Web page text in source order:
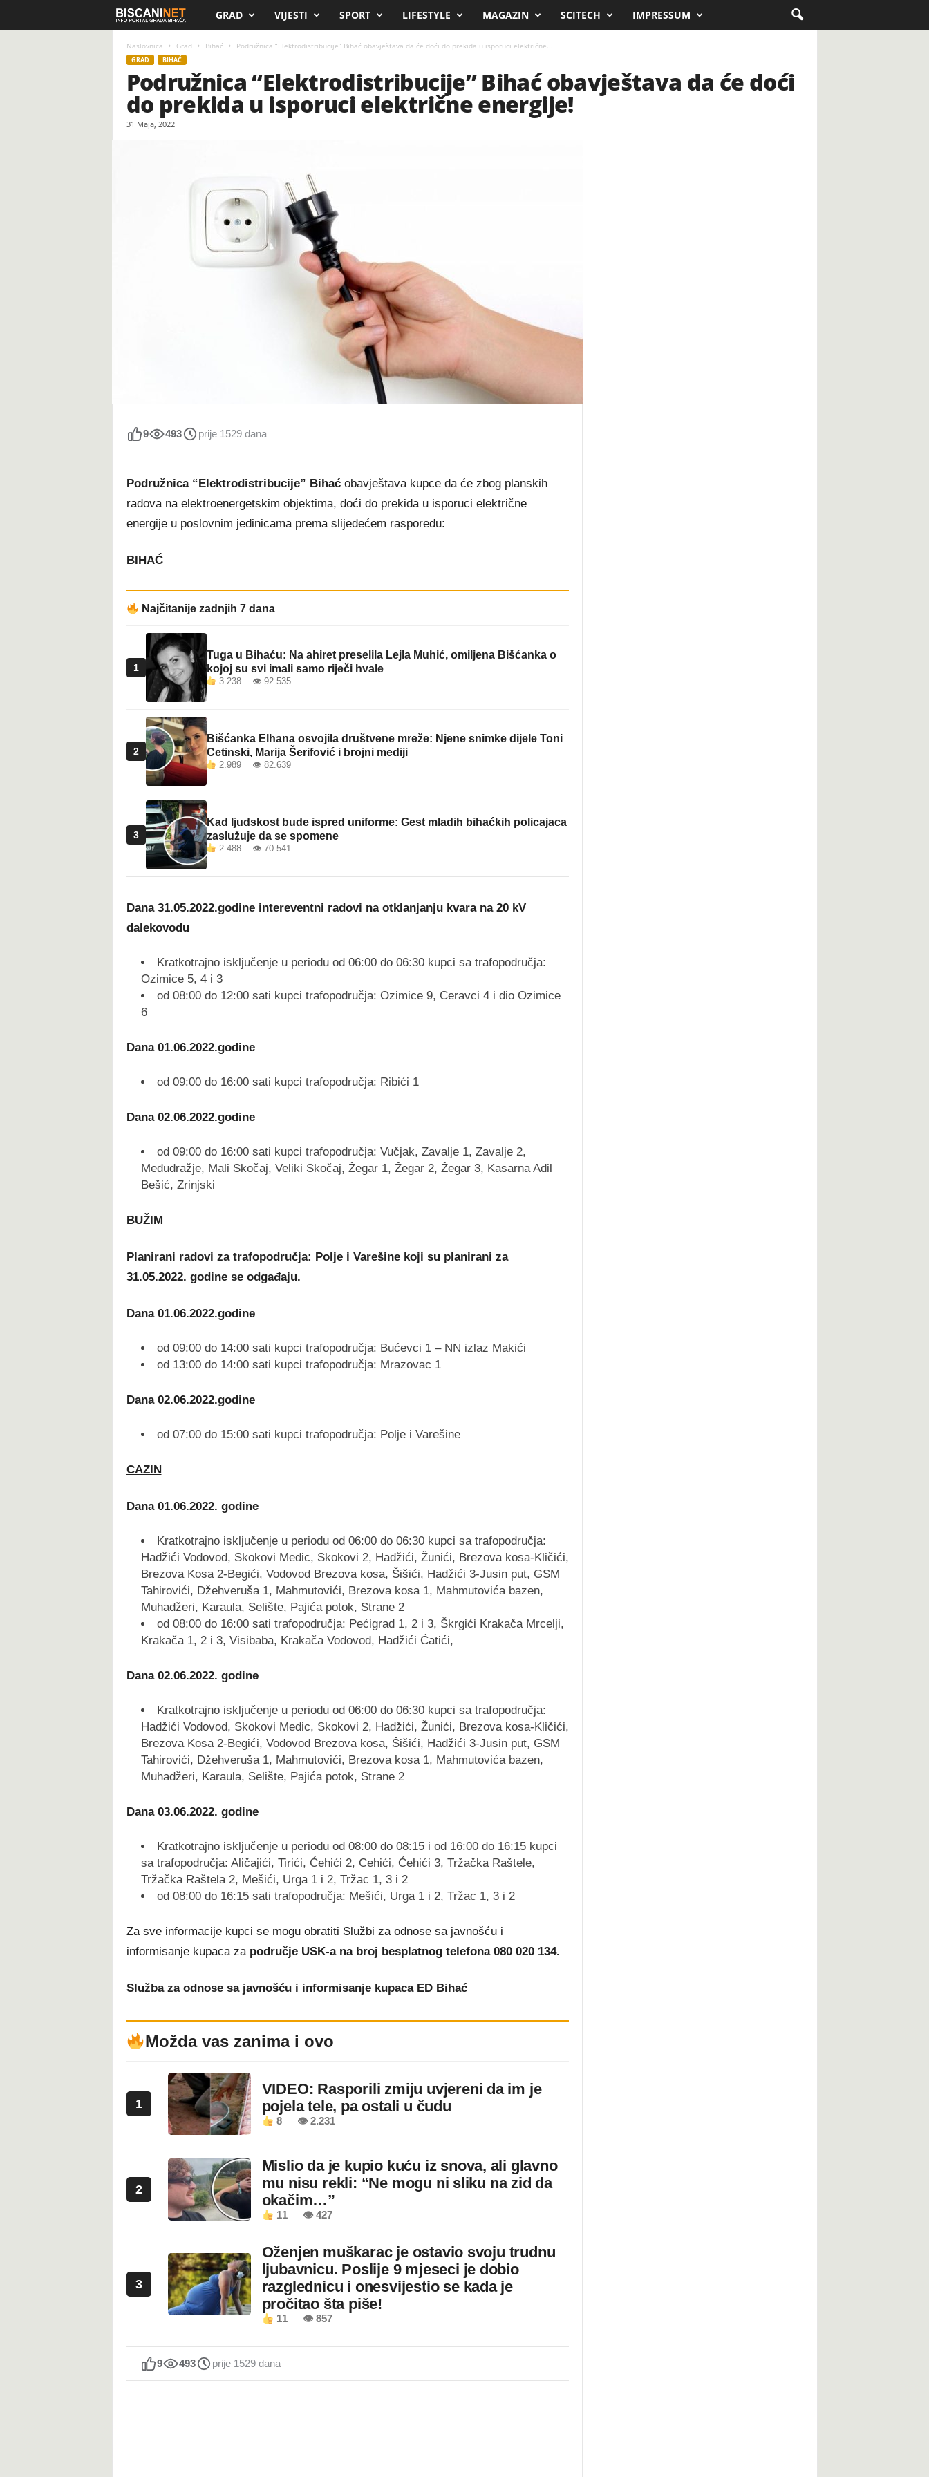
i
c
i
.
GRAD VIJESTI SPORT LIFESTYLE MAGAZIN SCITECH IMPRESSUM
Naslovnica Grad Bihać Podružnica “Elektrodistribucije” Bihać obavještava da će doći do prekida u isporuci električne...
GRAD BIHAĆ
Podružnica “Elektrodistribucije” Bihać obavještava da će doći
do prekida u isporuci električne energije!
31 Maja, 2022
9 493 prije 1529 dana
Podružnica “Elektrodistribucije” Bihaćobavještava kupce da će zbog planskih
radova na elektroenergetskim objektima, doći do prekida u isporuci električne
energije u poslovnim jedinicama prema slijedećem rasporedu:
BIHAĆ
Najčitanije zadnjih 7 dana
1
Tuga u Bihaću: Na ahiret preselila Lejla Muhić, omiljena Bišćanka o
kojoj su svi imali samo riječi hvale
3.238 👁 92.535
2
Bišćanka Elhana osvojila društvene mreže: Njene snimke dijele Toni
Cetinski, Marija Šerifović i brojni mediji
2.989 👁 82.639
3
Kad ljudskost bude ispred uniforme: Gest mladih bihaćkih policajaca
zaslužuje da se spomene
2.488 👁 70.541
Dana 31.05.2022.godine intereventni radovi na otklanjanju kvara na 20 kV
dalekovodu
Kratkotrajno isključenje u periodu od 06:00 do 06:30 kupci sa trafopodručja:
Ozimice 5, 4 i 3
od 08:00 do 12:00 sati kupci trafopodručja: Ozimice 9, Ceravci 4 i dio Ozimice
6
Dana 01.06.2022.godine
od 09:00 do 16:00 sati kupci trafopodručja: Ribići 1
Dana 02.06.2022.godine
od 09:00 do 16:00 sati kupci trafopodručja: Vučjak, Zavalje 1, Zavalje 2,
Međudražje, Mali Skočaj, Veliki Skočaj, Žegar 1, Žegar 2, Žegar 3, Kasarna Adil
Bešić, Zrinjski
BUŽIM
Planirani radovi za trafopodručja: Polje i Varešine koji su planirani za
31.05.2022. godine se odgađaju.
Dana 01.06.2022.godine
od 09:00 do 14:00 sati kupci trafopodručja: Bućevci 1 – NN izlaz Makići
od 13:00 do 14:00 sati kupci trafopodručja: Mrazovac 1
Dana 02.06.2022.godine
od 07:00 do 15:00 sati kupci trafopodručja: Polje i Varešine
CAZIN
Dana 01.06.2022. godine
Kratkotrajno isključenje u periodu od 06:00 do 06:30 kupci sa trafopodručja:
Hadžići Vodovod, Skokovi Medic, Skokovi 2, Hadžići, Žunići, Brezova kosa-Kličići,
Brezova Kosa 2-Begići, Vodovod Brezova kosa, Šišići, Hadžići 3-Jusin put, GSM
Tahirovići, Džehveruša 1, Mahmutovići, Brezova kosa 1, Mahmutovića bazen,
Muhadžeri, Karaula, Selište, Pajića potok, Strane 2
od 08:00 do 16:00 sati trafopodručja: Pećigrad 1, 2 i 3, Škrgići Krakača Mrcelji,
Krakača 1, 2 i 3, Visibaba, Krakača Vodovod, Hadžići Ćatići,
Dana 02.06.2022. godine
Kratkotrajno isključenje u periodu od 06:00 do 06:30 kupci sa trafopodručja:
Hadžići Vodovod, Skokovi Medic, Skokovi 2, Hadžići, Žunići, Brezova kosa-Kličići,
Brezova Kosa 2-Begići, Vodovod Brezova kosa, Šišići, Hadžići 3-Jusin put, GSM
Tahirovići, Džehveruša 1, Mahmutovići, Brezova kosa 1, Mahmutovića bazen,
Muhadžeri, Karaula, Selište, Pajića potok, Strane 2
Dana 03.06.2022. godine
Kratkotrajno isključenje u periodu od 08:00 do 08:15 i od 16:00 do 16:15 kupci
sa trafopodručja: Aličajići, Tirići, Ćehići 2, Cehići, Ćehići 3, Tržačka Raštele,
Tržačka Raštela 2, Mešići, Urga 1 i 2, Tržac 1, 3 i 2
od 08:00 do 16:15 sati trafopodručja: Mešići, Urga 1 i 2, Tržac 1, 3 i 2
Za sve informacije kupci se mogu obratiti Službi za odnose sa javnošću i
informisanje kupaca za područje USK-a na broj besplatnog telefona 080 020 134.
Služba za odnose sa javnošću i informisanje kupaca ED Bihać
Možda vas zanima i ovo
1
VIDEO: Rasporili zmiju uvjereni da im je
pojela tele, pa ostali u čudu
8 👁 2.231
2
Mislio da je kupio kuću iz snova, ali glavno
mu nisu rekli: “Ne mogu ni sliku na zid da
okačim…”
11 👁 427
3
Oženjen muškarac je ostavio svoju trudnu
ljubavnicu. Poslije 9 mjeseci je dobio
razglednicu i onesvijestio se kada je
pročitao šta piše!
11 👁 857
9 493 prije 1529 dana